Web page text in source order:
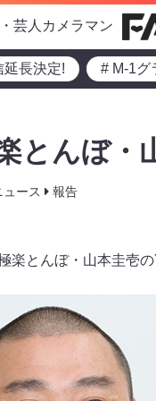
芸人カメラマン
延長決定! # M-1グ
とんぼ
ュース 報告
楽とんぼ・山本圭壱